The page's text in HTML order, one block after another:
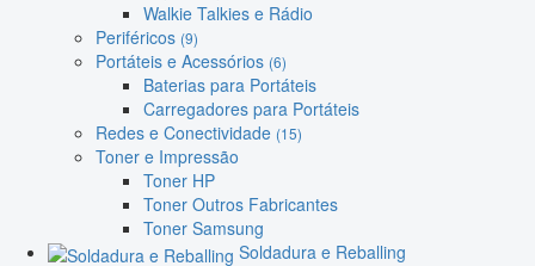
Walkie Talkies e Rádio
Periféricos (9)
Portáteis e Acessórios (6)
Baterias para Portáteis
Carregadores para Portáteis
Redes e Conectividade (15)
Toner e Impressão
Toner HP
Toner Outros Fabricantes
Toner Samsung
Soldadura e Reballing